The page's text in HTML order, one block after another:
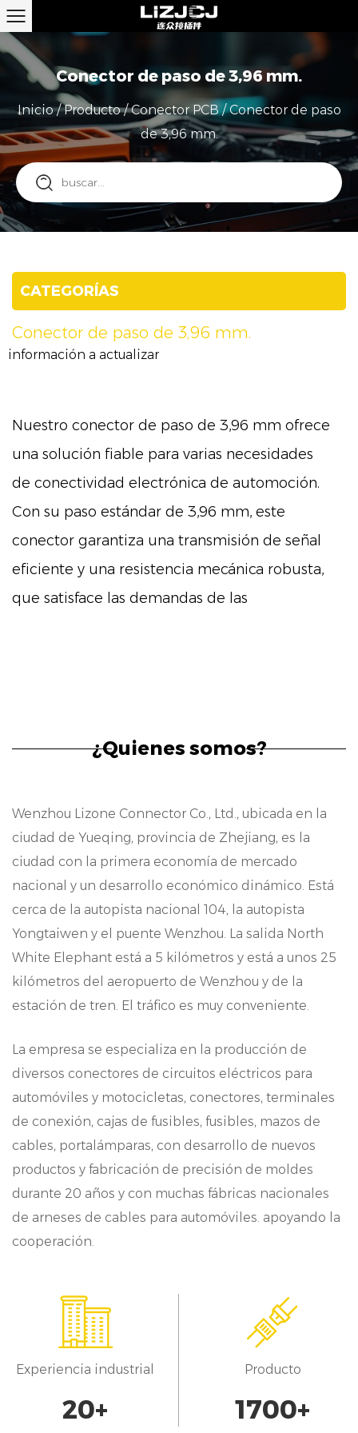
Conector de paso de 3,96 mm.
Inicio/Producto/Conector PCB/Conector de paso
de 3,96 mm.
CATEGORÍAS
Conector de paso de 3,96 mm.
información a actualizar
Nuestro conector de paso de 3,96 mm ofrece
una solución fiable para varias necesidades
de conectividad electrónica de automoción.
Con su paso estándar de 3,96 mm, este
conector garantiza una transmisión de señal
eficiente y una resistencia mecánica robusta,
que satisface las demandas de las
Paso estandari: con un paso de 3,96 mm,
compatibilidad y facilidad de integración en
los sistemas de automoción.
Transmisión de señal fiable: diseñado para
mantener la integridad de la señal, este
conector facilita la comunicación sin fisuras
entre los diferentes módulos dentro de los
sistemas electrónicos de automoción.
soportar los rigores de los entornos de
automoción, nuestro conector ofrece
durabilidad mecánica, lo que garantiza un
rendimiento a largo plazo, incluso en
condiciones difíciles.
aplicaciones
Nuestro conector de paso de 3,96 mm se
Sistemas de Audio: ya se trate de altavoces,
amplificadores u otros componentes de
Audio, nuestro conector proporciona una
conexión estable para un buen rendimiento
¿Quienes somos?
Wenzhou Lizone Connector Co., Ltd., ubicada en la
ciudad de Yueqing, provincia de Zhejiang, es la
ciudad con la primera economía de mercado
nacional y un desarrollo económico dinámico. Está
cerca de la autopista nacional 104, la autopista
Yongtaiwen y el puente Wenzhou. La salida North
White Elephant está a 5 kilómetros y está a unos 25
kilómetros del aeropuerto de Wenzhou y de la
estación de tren. El tráfico es muy conveniente.
La empresa se especializa en la producción de
diversos conectores de circuitos eléctricos para
automóviles y motocicletas, conectores, terminales
de conexión, cajas de fusibles, fusibles, mazos de
cables, portalámparas, con desarrollo de nuevos
productos y fabricación de precisión de moldes
durante 20 años y con muchas fábricas nacionales
de arneses de cables para automóviles. apoyando la
cooperación.
Experiencia industrial
20+
Producto
1700+